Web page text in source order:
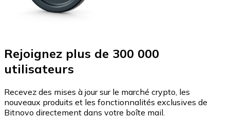
Rejoignez plus de 300 000
utilisateurs
Recevez des mises à jour sur le marché crypto, les
nouveaux produits et les fonctionnalités exclusives de
Bitnovo directement dans votre boîte mail.